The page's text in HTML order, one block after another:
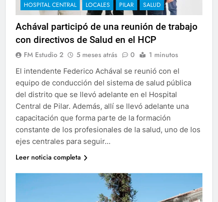
HOSPITAL CENTRAL LOCALES PILAR SALUD
Achával participó de una reunión de trabajo
con directivos de Salud en el HCP
FM Estudio 2 5 meses atrás 0 1 minutos
El intendente Federico Achával se reunió con el
equipo de conducción del sistema de salud pública
del distrito que se llevó adelante en el Hospital
Central de Pilar. Además, allí se llevó adelante una
capacitación que forma parte de la formación
constante de los profesionales de la salud, uno de los
ejes centrales para seguir…
Leer noticia completa